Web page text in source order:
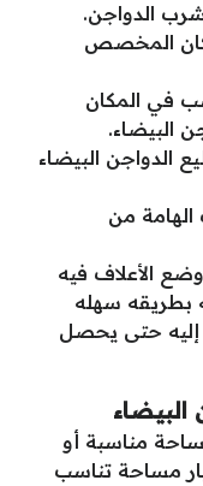
الدواجن.
المخصص
في المكان
البيضاء.
الدواجن البيضاء
الهامة من
الأعلاف فيه
بطريقه سهله
حتى يحصل
مناسبة أو
مساحة تناسب